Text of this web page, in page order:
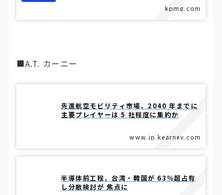
kpmg.com
■A.T. カーニー
www.jp.kearney.com
先進航空モビリティ市場、2040 年までに
主要プレイヤーは 5 社程度に集約か
半導体前工程、台湾・韓国が 63％超占有
し分散検討が 焦点に